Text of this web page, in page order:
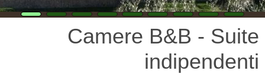
Camere B&B - Suite
indipendenti